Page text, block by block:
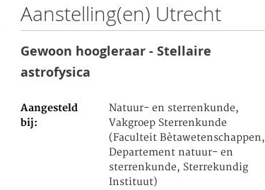
Aanstelling(en) Utrecht
Gewoon hoogleraar - Stellaire
astrofysica
Aangesteld
bij
Natuur- en sterrenkunde,
Vakgroep Sterrenkunde
(Faculteit Bètawetenschappen,
Departement natuur- en
sterrenkunde, Sterrekundig
Instituut)